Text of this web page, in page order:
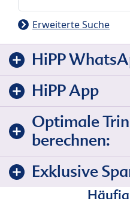
Erweiterte Suche
HiPP
HiPP App
Optimale
berechnen:
Exklusive